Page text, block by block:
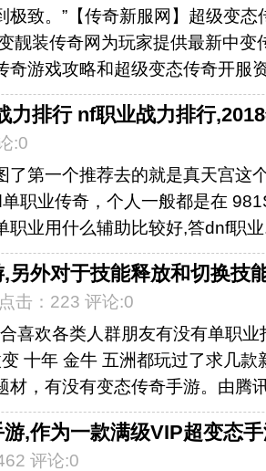
极致。”【传奇新服网】超级变
靓装传奇网为玩家提供最新中变
奇游戏攻略和超级变态传奇开服
力排行 nf职业战力排行
:0
了第一个推荐去的就是真天宫这
职业传奇，个人一般都是在
职业用什么辅助比较好,答dnf职
另外对于技能释放和切换技
击：223 评论:0
喜欢各类人群朋友有没有单职
十年 金牛 五洲都玩过了求几款
材，有没有变态传奇手游。由腾
,作为一款满级VIP超变态
评论:0